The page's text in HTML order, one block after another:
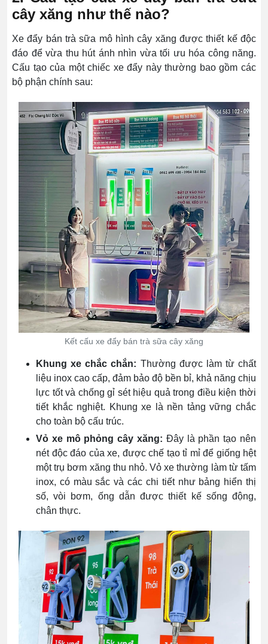
cây xăng như thế nào?
Xe đẩy bán trà sữa mô hình cây xăng được thiết kế độc
đáo để vừa thu hút ánh nhìn vừa tối ưu hóa công năng.
Cấu tạo của một chiếc xe đẩy này thường bao gồm các
bộ phận chính sau:
Kết cấu xe đẩy bán trà sữa cây xăng
Khung xe chắc chắn: Thường được làm từ chất
liệu inox cao cấp, đảm bảo độ bền bỉ, khả năng chịu
lực tốt và chống gỉ sét hiệu quả trong điều kiện thời
tiết khắc nghiệt. Khung xe là nền tảng vững chắc
cho toàn bộ cấu trúc.
Vỏ xe mô phỏng cây xăng: Đây là phần tạo nên
nét độc đáo của xe, được chế tạo tỉ mỉ để giống hệt
một trụ bơm xăng thu nhỏ. Vỏ xe thường làm từ tấm
inox, có màu sắc và các chi tiết như bảng hiển thị
số, vòi bơm, ống dẫn được thiết kế sống động,
chân thực.